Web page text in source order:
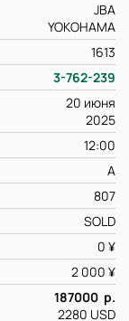
JBA
YOKOHAMA
1613
3-762-239
20 июня
2025
12:00
A
807
SOLD
0 ¥
2 000 ¥
187000 р.
2280 USD